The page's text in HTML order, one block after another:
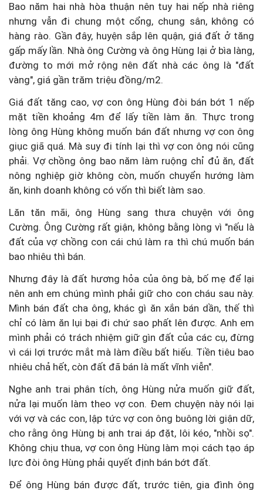
Bao năm hai nhà hòa thuận nên tuy hai nếp nhà riêng
nhưng vẫn đi chung một cổng, chung sân, không có
hàng rào. Gần đây, huyện sắp lên quận, giá đất ở tăng
gấp mấy lần. Nhà ông Cường và ông Hùng lại ở bìa làng,
đường to mới mở rộng nên đất nhà các ông là "đất
vàng", giá gần trăm triệu đồng/m2.
Giá đất tăng cao, vợ con ông Hùng đòi bán bớt 1 nếp
mặt tiền khoảng 4m để lấy tiền làm ăn. Thực trong
lòng ông Hùng không muốn bán đất nhưng vợ con ông
giục giã quá. Mà suy đi tính lại thì vợ con ông nói cũng
phải. Vợ chồng ông bao năm làm ruộng chỉ đủ ăn, đất
nông nghiệp giờ không còn, muốn chuyển hướng làm
ăn, kinh doanh không có vốn thì biết làm sao.
Lăn tăn mãi, ông Hùng sang thưa chuyện với ông
Cường. Ông Cường rất giận, không bằng lòng vì "nếu là
đất của vợ chồng con cái chú làm ra thì chú muốn bán
bao nhiêu thì bán.
Nhưng đây là đất hương hỏa của ông bà, bố mẹ để lại
nên anh em chúng mình phải giữ cho con cháu sau này.
Mình bán đất cha ông, khác gì ăn xắn bán dần, thế thì
chỉ có làm ăn lụi bại đi chứ sao phất lên được. Anh em
mình phải có trách nhiệm giữ gìn đất của các cụ, đừng
vì cái lợi trước mắt mà làm điều bất hiếu. Tiền tiêu bao
nhiêu chả hết, còn đất đã bán là mất vĩnh viễn".
Nghe anh trai phân tích, ông Hùng nửa muốn giữ đất,
nửa lại muốn làm theo vợ con. Đem chuyện này nói lại
với vợ và các con, lập tức vợ con ông buông lời giận dữ,
cho rằng ông Hùng bị anh trai áp đặt, lôi kéo, "nhồi sọ".
Không chịu thua, vợ con ông Hùng làm mọi cách tạo áp
lực đòi ông Hùng phải quyết định bán bớt đất.
Để ông Hùng bán được đất, trước tiên, gia đình ông